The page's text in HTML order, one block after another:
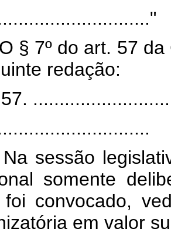
§ 7º do art. 57
redação:
Na sessão
somente
convocado,
em valor